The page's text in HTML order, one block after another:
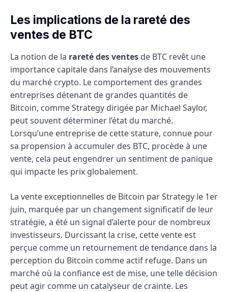
Les implications de la rareté des
ventes de BTC
La notion de la rareté des ventes de BTC revêt une
importance capitale dans l’analyse des mouvements
du marché crypto. Le comportement des grandes
entreprises détenant de grandes quantités de
Bitcoin, comme Strategy dirigée par Michael Saylor,
peut souvent déterminer l’état du marché.
Lorsqu’une entreprise de cette stature, connue pour
sa propension à accumuler des BTC, procède à une
vente, cela peut engendrer un sentiment de panique
qui impacte les prix globalement.
La vente exceptionnelles de Bitcoin par Strategy le 1er
juin, marquée par un changement significatif de leur
stratégie, a été un signal d’alerte pour de nombreux
investisseurs. Durcissant la crise, cette vente est
perçue comme un retournement de tendance dans la
perception du Bitcoin comme actif refuge. Dans un
marché où la confiance est de mise, une telle décision
peut agir comme un catalyseur de crainte. Les